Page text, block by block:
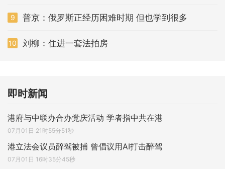
9 普京：俄罗斯正经历困难时期 但也学到很多
10 刘柳：住进一套法拍房
即时新闻
港府与中联办合办党庆活动 学者指中共在港
07月01日 21时55分51秒
港立法会议员醉驾被捕 曾倡议用AI打击醉驾
07月01日 16时35分45秒